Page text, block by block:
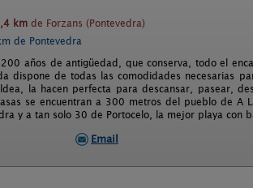
km de Forzans (Pontevedra)
de Pontevedra
años de antigüedad, que conserva, todo el
dispone de todas las comodidades necesarias
la hacen perfecta para descansar, pasear,
se encuentran a 300 metros del pueblo de A
y a tan solo 30 de Portocelo, la mejor playa con
Email